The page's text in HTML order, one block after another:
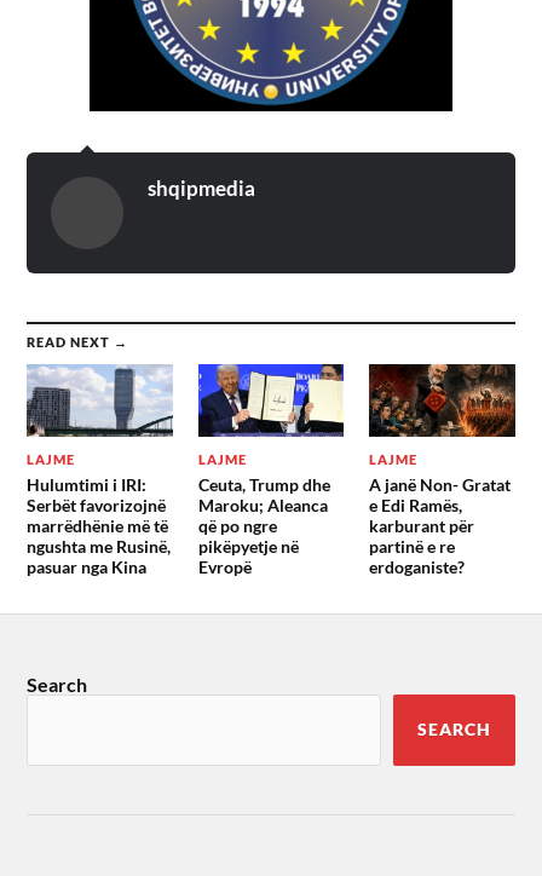
shqipmedia
READ NEXT →
LAJME
Hulumtimi i IRI:
Serbët favorizojnë
marrëdhënie më të
ngushta me Rusinë,
pasuar nga Kina
LAJME
Ceuta, Trump dhe
Maroku; Aleanca
që po ngre
pikëpyetje në
Evropë
LAJME
A janë Non- Gratat
e Edi Ramës,
karburant për
partinë e re
erdoganiste?
Search
SEARCH